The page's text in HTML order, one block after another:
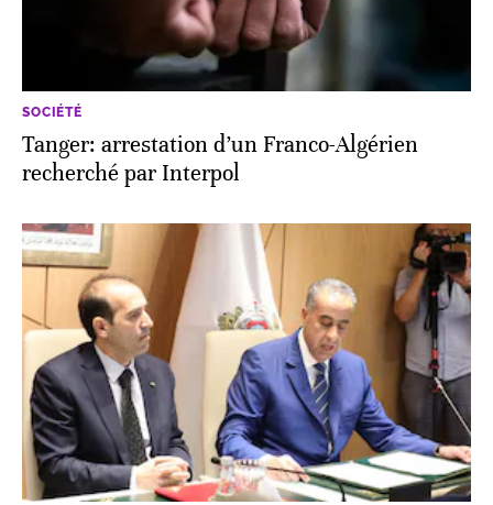
SOCIÉTÉ
Tanger: arrestation d’un Franco-Algérien
recherché par Interpol